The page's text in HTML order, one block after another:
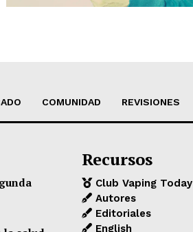
COMUNIDAD REVISIONES
Recursos
Club Vaping Today
Autores
Editoriales
English